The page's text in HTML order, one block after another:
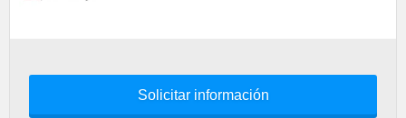
Solicitar información